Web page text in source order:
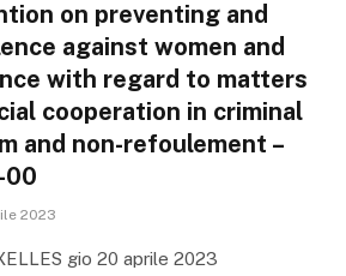
on preventing and
against women and
with regard to matters
cooperation in criminal
and non-refoulement –
00
2023
gio 20 aprile 2023